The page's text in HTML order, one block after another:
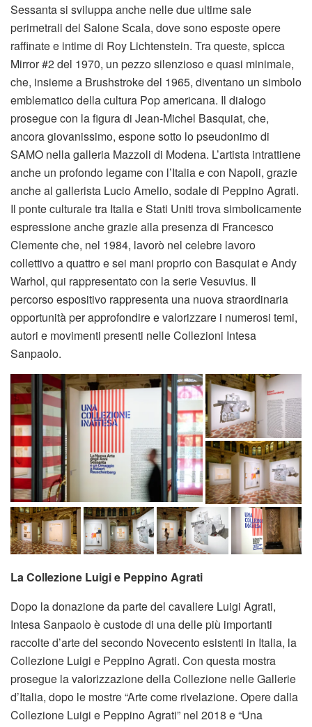
Sessanta si sviluppa anche nelle due ultime sale
perimetrali del Salone Scala, dove sono esposte opere
raffinate e intime di Roy Lichtenstein. Tra queste, spicca
Mirror #2 del 1970, un pezzo silenzioso e quasi minimale,
che, insieme a Brushstroke del 1965, diventano un simbolo
emblematico della cultura Pop americana. Il dialogo
prosegue con la figura di Jean-Michel Basquiat, che,
ancora giovanissimo, espone sotto lo pseudonimo di
SAMO nella galleria Mazzoli di Modena. L’artista intrattiene
anche un profondo legame con l’Italia e con Napoli, grazie
anche al gallerista Lucio Amelio, sodale di Peppino Agrati.
Il ponte culturale tra Italia e Stati Uniti trova simbolicamente
espressione anche grazie alla presenza di Francesco
Clemente che, nel 1984, lavorò nel celebre lavoro
collettivo a quattro e sei mani proprio con Basquiat e Andy
Warhol, qui rappresentato con la serie Vesuvius. Il
percorso espositivo rappresenta una nuova straordinaria
opportunità per approfondire e valorizzare i numerosi temi,
autori e movimenti presenti nelle Collezioni Intesa
Sanpaolo.
La Collezione Luigi e Peppino Agrati
Dopo la donazione da parte del cavaliere Luigi Agrati,
Intesa Sanpaolo è custode di una delle più importanti
raccolte d’arte del secondo Novecento esistenti in Italia, la
Collezione Luigi e Peppino Agrati. Con questa mostra
prosegue la valorizzazione della Collezione nelle Gallerie
d’Italia, dopo le mostre “Arte come rivelazione. Opere dalla
Collezione Luigi e Peppino Agrati” nel 2018 e “Una